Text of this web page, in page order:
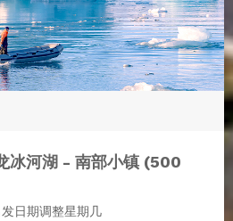
冰河湖 - 南部小镇 (500
日期调整星期几